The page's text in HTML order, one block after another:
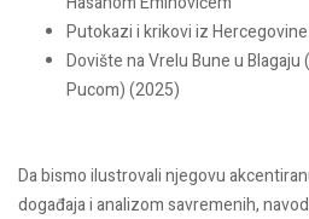
Putokazi i krikovi iz
Dovište na Vrelu Bune u
Pucom) (2025)
Da bismo ilustrovali njegovu
događaja i analizom savremenih,